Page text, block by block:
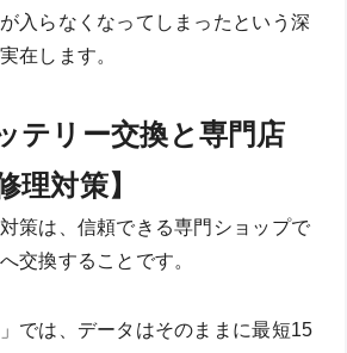
入らなくなってしまったという深
在します。
テリー交換と専門店
理対策】
策は、信頼できる専門ショップで
交換することです。
では、データはそのままに最短15